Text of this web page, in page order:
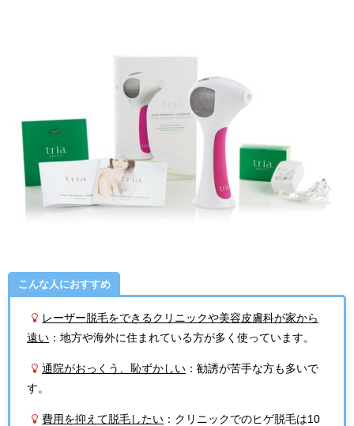
こんな人におすすめ
レーザー脱毛をできるクリニックや美容皮膚科が家から
遠い ：地方や海外に住まれている方が多く使っています。
通院がおっくう、恥ずかしい ：勧誘が苦手な方も多いで
す。
費用を抑えて脱毛したい ：クリニックでのヒゲ脱毛は10